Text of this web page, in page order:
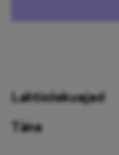
Lahtiolekuajad
Täna